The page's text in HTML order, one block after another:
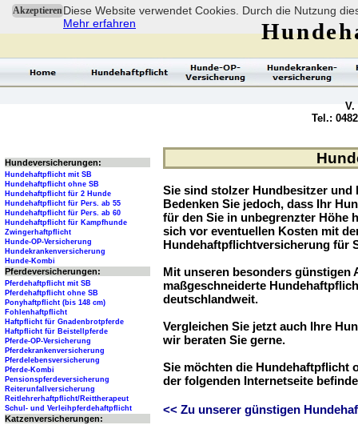
AkzeptierenDiese Website verwendet Cookies. Durch die Nutzung
Mehr erfahren
Sie sind stolzer Hundbesitzer und
Bedenken Sie jedoch, dass Ihr
für den Sie in unbegrenzter Höhe
sich vor eventuellen Kosten mit
Hundehaftpflichtversicherung für
Mit unseren besonders günstigen
maßgeschneiderte
deutschlandweit.
Vergleichen Sie jetzt auch Ihre
wir beraten Sie gerne.
Sie möchten die Hundehaftpflicht
der folgenden Internetseite
<< Zu unserer günstigen
V.
Tel.:
Hundeversicherungen:
Hundehaftpflicht mit SB
Hundehaftpflicht ohne SB
Hundehaftpflicht für 2 Hunde
Hundehaftpflicht für Pers. ab 55
Hundehaftpflicht für Pers. ab 60
Hundehaftpflicht für Kampfhunde
Zwingerhaftpflicht
Hunde-OP-Versicherung
Hundekrankenversicherung
Hunde-Kombi
Pferdeversicherungen:
Pferdehaftpflicht mit SB
Pferdehaftpflicht ohne SB
Ponyhaftpflicht (bis 148 cm)
Fohlenhaftpflicht
Haftpflicht für Gnadenbrotpferde
Haftpflicht für Beistellpferde
Pferde-OP-Versicherung
Pferdekrankenversicherung
Pferdelebensversicherung
Pferde-Kombi
Pensionspferdeversicherung
Reiterunfallversicherung
Reitlehrerhaftpflicht/Reittherapeut
Schul- und Verleihpferdehaftpflicht
Katzenversicherungen: